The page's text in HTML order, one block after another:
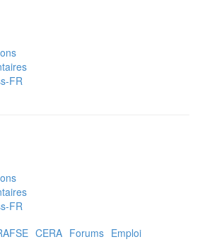
FR
FR
CERA Forums Emploi